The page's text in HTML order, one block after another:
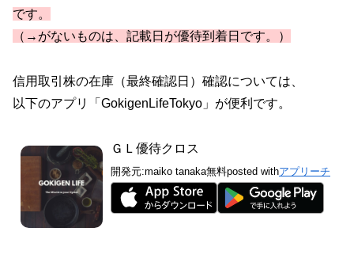
です。
（→がないものは、記載日が優待到着日です。）
信用取引株の在庫（最終確認日）確認については、
以下のアプリ「GokigenLifeTokyo」が便利です。
ＧＬ優待クロス
開発元:maiko tanaka無料posted withアプリーチ